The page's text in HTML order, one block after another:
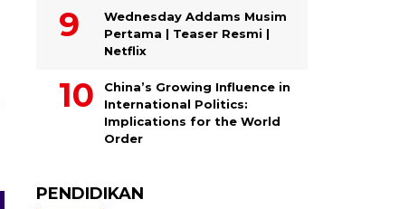
Wednesday Addams Musim
Pertama | Teaser Resmi |
Netflix
China’s Growing Influence in
International Politics:
Implications for the World
Order
PENDIDIKAN